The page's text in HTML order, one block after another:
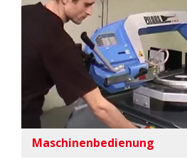
Maschinenbedienung